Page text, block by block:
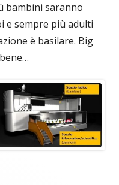
bambini saranno
e sempre più adulti
è basilare. Big